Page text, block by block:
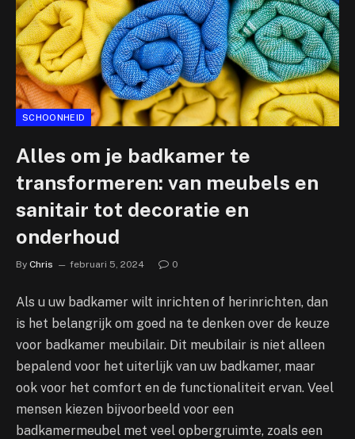
SCHOONHEID
Alles om je badkamer te
transformeren: van meubels en
sanitair tot decoratie en
onderhoud
By Chris februari 5, 2024 0
Als u uw badkamer wilt inrichten of herinrichten, dan
is het belangrijk om goed na te denken over de keuze
voor badkamer meubilair. Dit meubilair is niet alleen
bepalend voor het uiterlijk van uw badkamer, maar
ook voor het comfort en de functionaliteit ervan. Veel
mensen kiezen bijvoorbeeld voor een
badkamermeubel met veel opbergruimte, zoals een